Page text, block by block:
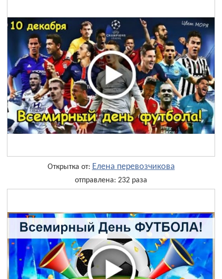
Открытка от: Елена перевозчикова
отправлена: 232 раза